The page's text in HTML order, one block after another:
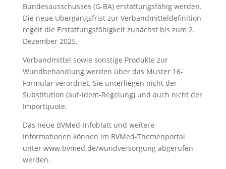
Bundesausschusses (G-BA) erstattungsfähig werden.
Die neue Übergangsfrist zur Verbandmitteldefinition
regelt die Erstattungsfähigkeit zunächst bis zum 2.
Dezember 2025.
Verbandmittel sowie sonstige Produkte zur
Wundbehandlung werden über das Muster 16-
Formular verordnet. Sie unterliegen nicht der
Substitution (aut-idem-Regelung) und auch nicht der
Importquote.
Das neue BVMed-Infoblatt und weitere
Informationen können im BVMed-Themenportal
unter www.bvmed.de/wundversorgung abgerufen
werden.